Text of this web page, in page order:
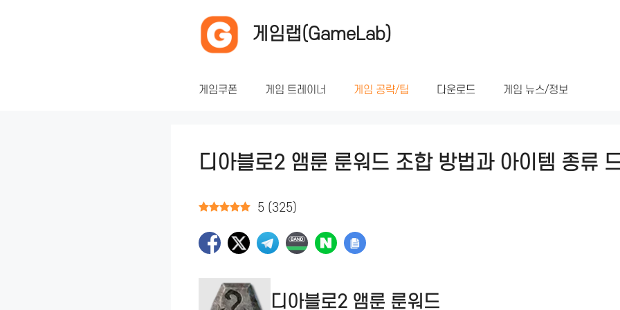
게임랩(GameLab)
게임쿠폰 게임 트레이너 게임 공략/팁 다운로드 게임 뉴스/정보
디아블로2 앰룬 룬워드 조합 방법과 아이템 종류
5 (325)
디아블로2 앰룬 룬워드